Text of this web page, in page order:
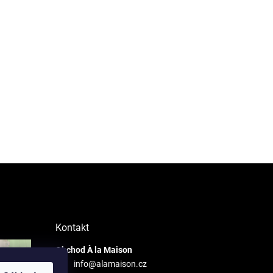
Kontakt
Obchod À la Maison
info@alamaison.cz